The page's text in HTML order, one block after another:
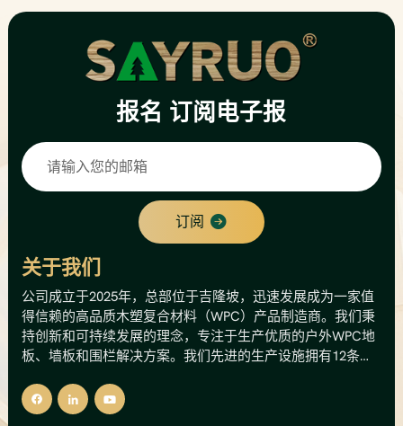
报名 订阅电子报
订阅
关于我们
公司成立于2025年，总部位于吉隆坡，迅速发展成为一家值
得信赖的高品质木塑复合材料（WPC）产品制造商。我们秉
持创新和可持续发展的理念，专注于生产优质的户外WPC地
板、墙板和围栏解决方案。我们先进的生产设施拥有12条生
一产能使我们能够为国内外市场提供可靠的供应和稳定的质
量。我们的核心理念是将木材的天然美感与塑料的耐用性和